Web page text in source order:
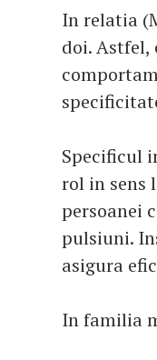
In relatia
doi. Astfel,
Specificul
rol in sens
persoanei
pulsiuni.
asigura
In familia